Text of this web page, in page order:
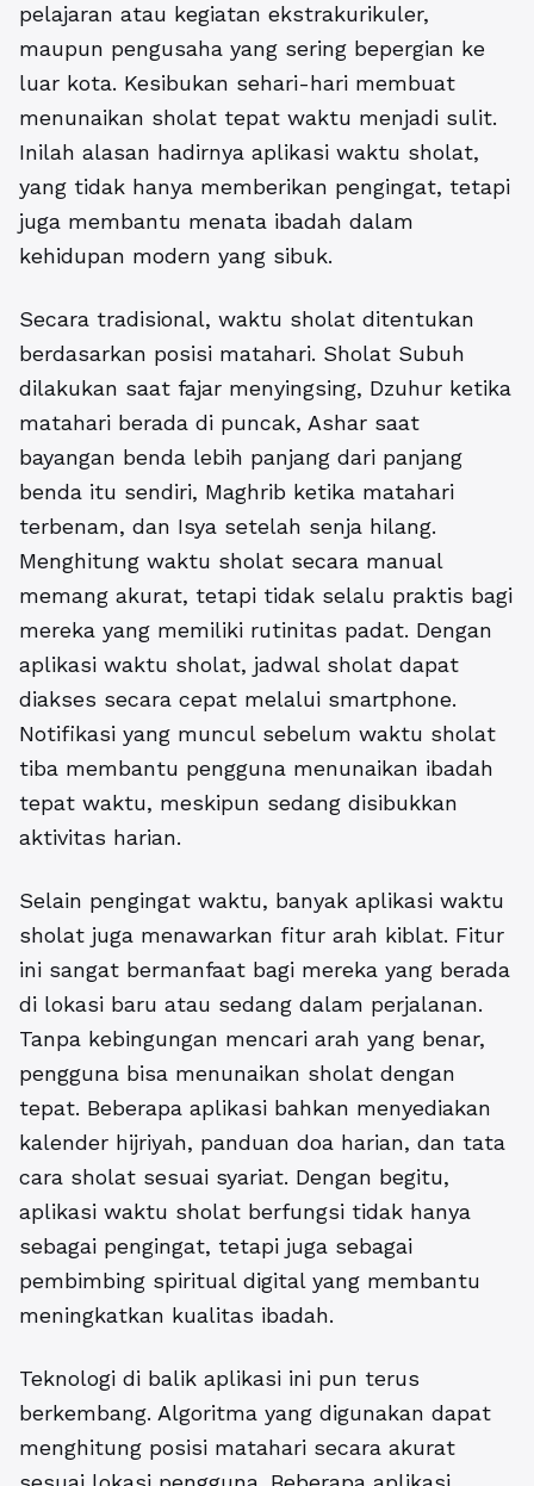
pelajaran atau kegiatan ekstrakurikuler,
maupun pengusaha yang sering bepergian ke
luar kota. Kesibukan sehari-hari membuat
menunaikan sholat tepat waktu menjadi sulit.
Inilah alasan hadirnya aplikasi waktu sholat,
yang tidak hanya memberikan pengingat, tetapi
juga membantu menata ibadah dalam
kehidupan modern yang sibuk.
Secara tradisional, waktu sholat ditentukan
berdasarkan posisi matahari. Sholat Subuh
dilakukan saat fajar menyingsing, Dzuhur ketika
matahari berada di puncak, Ashar saat
bayangan benda lebih panjang dari panjang
benda itu sendiri, Maghrib ketika matahari
terbenam, dan Isya setelah senja hilang.
Menghitung waktu sholat secara manual
memang akurat, tetapi tidak selalu praktis bagi
mereka yang memiliki rutinitas padat. Dengan
aplikasi waktu sholat, jadwal sholat dapat
diakses secara cepat melalui smartphone.
Notifikasi yang muncul sebelum waktu sholat
tiba membantu pengguna menunaikan ibadah
tepat waktu, meskipun sedang disibukkan
aktivitas harian.
Selain pengingat waktu, banyak aplikasi waktu
sholat juga menawarkan fitur arah kiblat. Fitur
ini sangat bermanfaat bagi mereka yang berada
di lokasi baru atau sedang dalam perjalanan.
Tanpa kebingungan mencari arah yang benar,
pengguna bisa menunaikan sholat dengan
tepat. Beberapa aplikasi bahkan menyediakan
kalender hijriyah, panduan doa harian, dan tata
cara sholat sesuai syariat. Dengan begitu,
aplikasi waktu sholat berfungsi tidak hanya
sebagai pengingat, tetapi juga sebagai
pembimbing spiritual digital yang membantu
meningkatkan kualitas ibadah.
Teknologi di balik aplikasi ini pun terus
berkembang. Algoritma yang digunakan dapat
menghitung posisi matahari secara akurat